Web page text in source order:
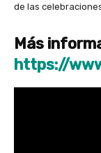
de las
Más
https://